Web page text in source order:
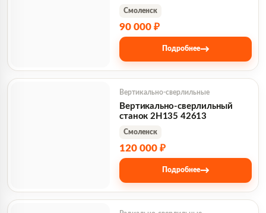
90 000 ₽
Смоленск
Подробнее→
Вертикально-сверлильный
станок 2Н135 42613
Вертикально-сверлильные
120 000 ₽
Смоленск
Подробнее→